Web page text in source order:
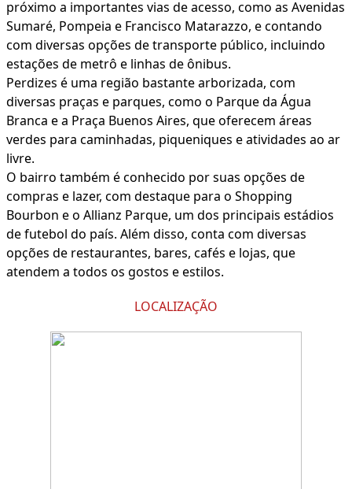
próximo a importantes vias de acesso, como as Avenidas
Sumaré, Pompeia e Francisco Matarazzo, e contando
com diversas opções de transporte público, incluindo
estações de metrô e linhas de ônibus.
Perdizes é uma região bastante arborizada, com
diversas praças e parques, como o Parque da Água
Branca e a Praça Buenos Aires, que oferecem áreas
verdes para caminhadas, piqueniques e atividades ao ar
livre.
O bairro também é conhecido por suas opções de
compras e lazer, com destaque para o Shopping
Bourbon e o Allianz Parque, um dos principais estádios
de futebol do país. Além disso, conta com diversas
opções de restaurantes, bares, cafés e lojas, que
atendem a todos os gostos e estilos.
LOCALIZAÇÃO